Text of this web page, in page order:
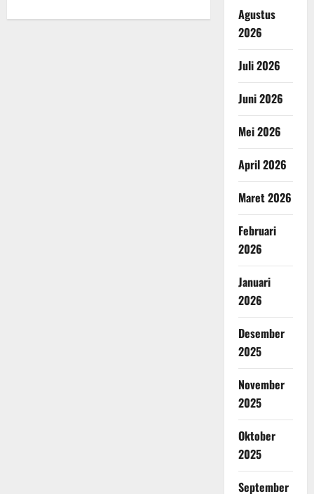
Agustus
2026
Juli 2026
Juni 2026
Mei 2026
April 2026
Maret 2026
Februari
2026
Januari
2026
Desember
2025
November
2025
Oktober
2025
September